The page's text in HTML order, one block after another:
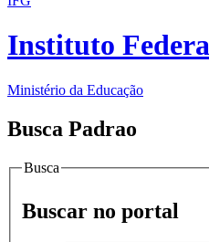
Instituto
Ministério da Educação
Busca Padrao
Busca
Buscar no portal